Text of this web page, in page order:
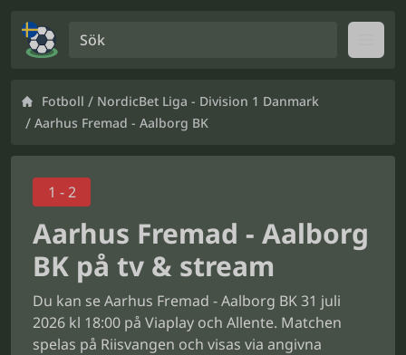
Fotboll / NordicBet Liga - Division 1 Danmark
/ Aarhus Fremad - Aalborg BK
1 - 2
Aarhus Fremad - Aalborg
BK på tv & stream
Du kan se Aarhus Fremad - Aalborg BK 31 juli
2026 kl 18:00 på Viaplay och Allente. Matchen
spelas på Riisvangen och visas via angivna